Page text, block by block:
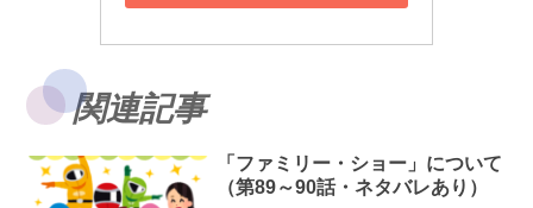
関連記事
「ファミリー・ショー」について
（第89～90話・ネタバレあり）